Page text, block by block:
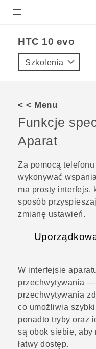
VIVE
VIVERSE
POMOC TECHNICZNA
Urządzenia i
Zaloguj się
HTC 10 evo‎
Szkolenia
< < Menu
Funkcje
Aparat
Za pomocą telefonu
wykonywać
ma prosty interfejs,
sposób
zmianę ustawień.
W interfejsie
przechwytywania
przechwytywania
co umożliwia
ponadto tryby oraz
są obok siebie, aby
łatwy dostęp.